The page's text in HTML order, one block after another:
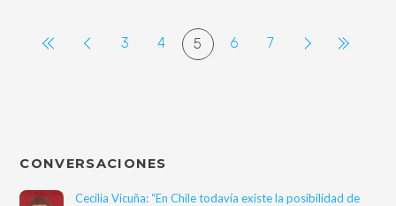
3 4 5 6 7
CONVERSACIONES
Cecilia Vicuña: “En Chile todavía existe la posibilidad de